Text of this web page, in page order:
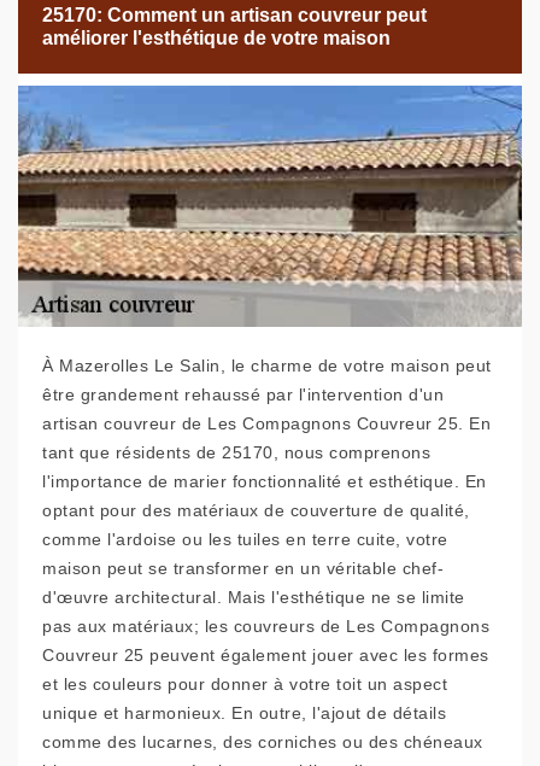
25170: Comment un artisan couvreur peut
améliorer l'esthétique de votre maison
À Mazerolles Le Salin, le charme de votre maison peut
être grandement rehaussé par l'intervention d'un
artisan couvreur de Les Compagnons Couvreur 25. En
tant que résidents de 25170, nous comprenons
l'importance de marier fonctionnalité et esthétique. En
optant pour des matériaux de couverture de qualité,
comme l'ardoise ou les tuiles en terre cuite, votre
maison peut se transformer en un véritable chef-
d'œuvre architectural. Mais l'esthétique ne se limite
pas aux matériaux; les couvreurs de Les Compagnons
Couvreur 25 peuvent également jouer avec les formes
et les couleurs pour donner à votre toit un aspect
unique et harmonieux. En outre, l'ajout de détails
comme des lucarnes, des corniches ou des chéneaux